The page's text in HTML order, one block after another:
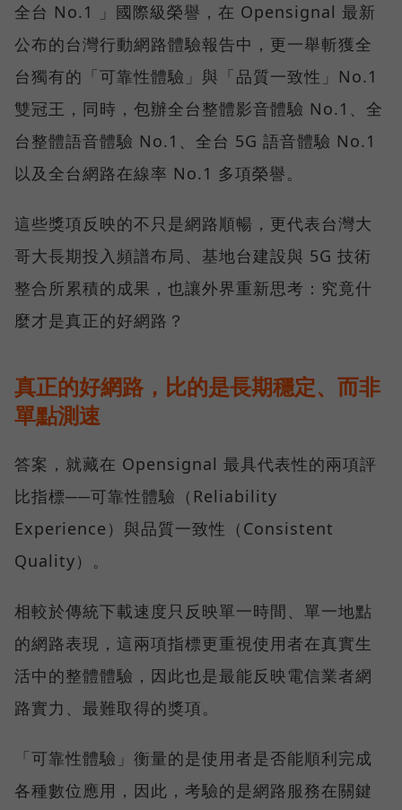
全台 No.1 」國際級榮譽，在 Opensignal 最新
公布的台灣行動網路體驗報告中，更一舉斬獲全
台獨有的「可靠性體驗」與「品質一致性」No.1
雙冠王，同時，包辦全台整體影音體驗 No.1、全
台整體語音體驗 No.1、全台 5G 語音體驗 No.1
以及全台網路在線率 No.1 多項榮譽。
這些獎項反映的不只是網路順暢，更代表台灣大
哥大長期投入頻譜布局、基地台建設與 5G 技術
整合所累積的成果，也讓外界重新思考：究竟什
麼才是真正的好網路？
真正的好網路，比的是長期穩定、而非
單點測速
答案，就藏在 Opensignal 最具代表性的兩項評
比指標──可靠性體驗（Reliability
Experience）與品質一致性（Consistent
Quality）。
相較於傳統下載速度只反映單一時間、單一地點
的網路表現，這兩項指標更重視使用者在真實生
活中的整體體驗，因此也是最能反映電信業者網
路實力、最難取得的獎項。
「可靠性體驗」衡量的是使用者是否能順利完成
各種數位應用，因此，考驗的是網路服務在關鍵